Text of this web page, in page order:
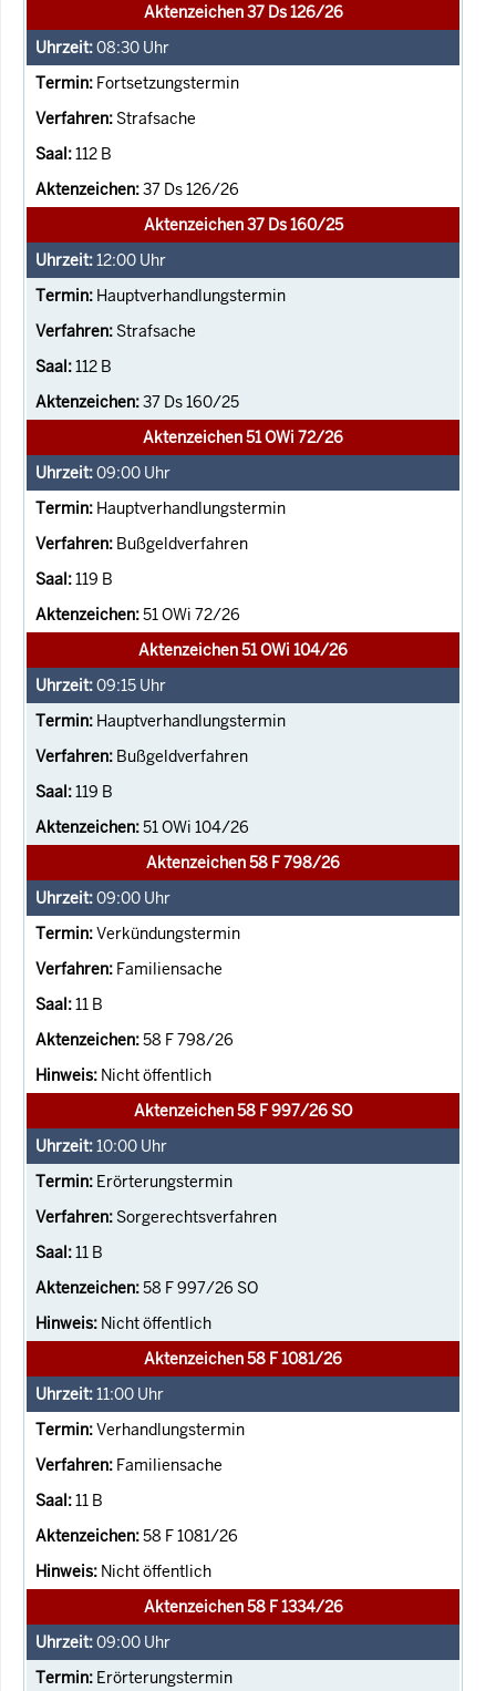
Aktenzeichen 37 Ds 126/26
08:30 Uhr
Fortsetzungstermin
Strafsache
112 B
37 Ds 126/26
Aktenzeichen 37 Ds 160/25
12:00 Uhr
Hauptverhandlungstermin
Strafsache
112 B
37 Ds 160/25
Aktenzeichen 51 OWi 72/26
09:00 Uhr
Hauptverhandlungstermin
Bußgeldverfahren
119 B
51 OWi 72/26
Aktenzeichen 51 OWi 104/26
09:15 Uhr
Hauptverhandlungstermin
Bußgeldverfahren
119 B
51 OWi 104/26
Aktenzeichen 58 F 798/26
09:00 Uhr
Verkündungstermin
Familiensache
11 B
58 F 798/26
Nicht öffentlich
Aktenzeichen 58 F 997/26 SO
10:00 Uhr
Erörterungstermin
Sorgerechtsverfahren
11 B
58 F 997/26 SO
Nicht öffentlich
Aktenzeichen 58 F 1081/26
11:00 Uhr
Verhandlungstermin
Familiensache
11 B
58 F 1081/26
Nicht öffentlich
Aktenzeichen 58 F 1334/26
09:00 Uhr
Erörterungstermin